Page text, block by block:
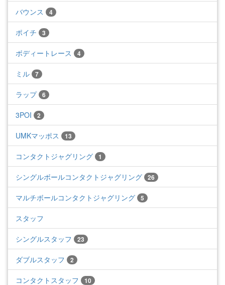
バウンス 4
ポイチ 3
ボディートレース 4
ミル 7
ラップ 6
3POI 2
UMKマッポス 13
コンタクトジャグリング 1
シングルボールコンタクトジャグリング 26
マルチボールコンタクトジャグリング 5
スタッフ
シングルスタッフ 23
ダブルスタッフ 2
コンタクトスタッフ 10